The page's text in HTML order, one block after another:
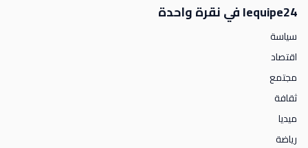
lequipe24 في نقرة واحدة
سياسة
اقتصاد
مجتمع
ثقافة
ميديا
رياضة